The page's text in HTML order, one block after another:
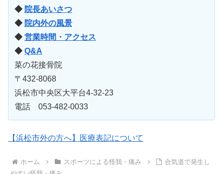
◆ 院長あいさつ
◆ 院内外の風景
◆ 営業時間・アクセス
◆ Q&A
菜の花接骨院
〒432-8068
浜松市中央区大平台4-32-23
電話 053-482-0033
【浜松市外の方へ】医療表記について
ホーム スポーツによる怪我・痛み
合気道で発生し